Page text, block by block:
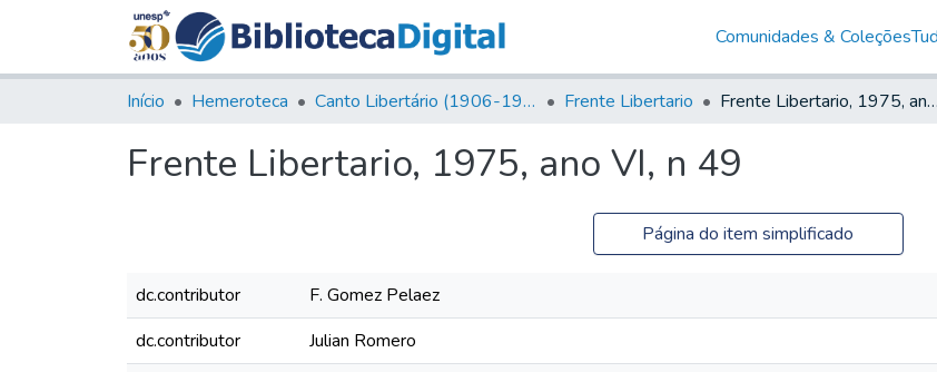
Comunidades & Coleções
Início Hemeroteca Canto Libertário (1906-1995) Frente Libertario Frente Libertario, 1975, ano VI, n 49
Frente Libertario, 1975, ano VI, n 49
Página do item simplificado
dc.contributor F. Gomez Pelaez
dc.contributor
Julian Romero